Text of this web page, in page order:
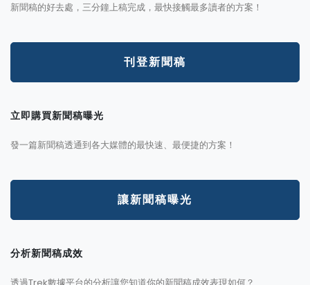
新聞稿的好去處，三分鐘上稿完成，最快接觸最多讀者的方案！
刊登新聞稿
立即購買新聞稿曝光
發一篇新聞稿透通到各大媒體的最快速、最便捷的方案！
讓新聞稿曝光
分析新聞稿成效